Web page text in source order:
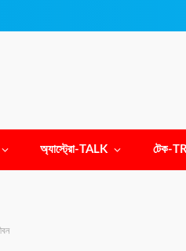
অ্যাস্ট্রো-TALK টেক-